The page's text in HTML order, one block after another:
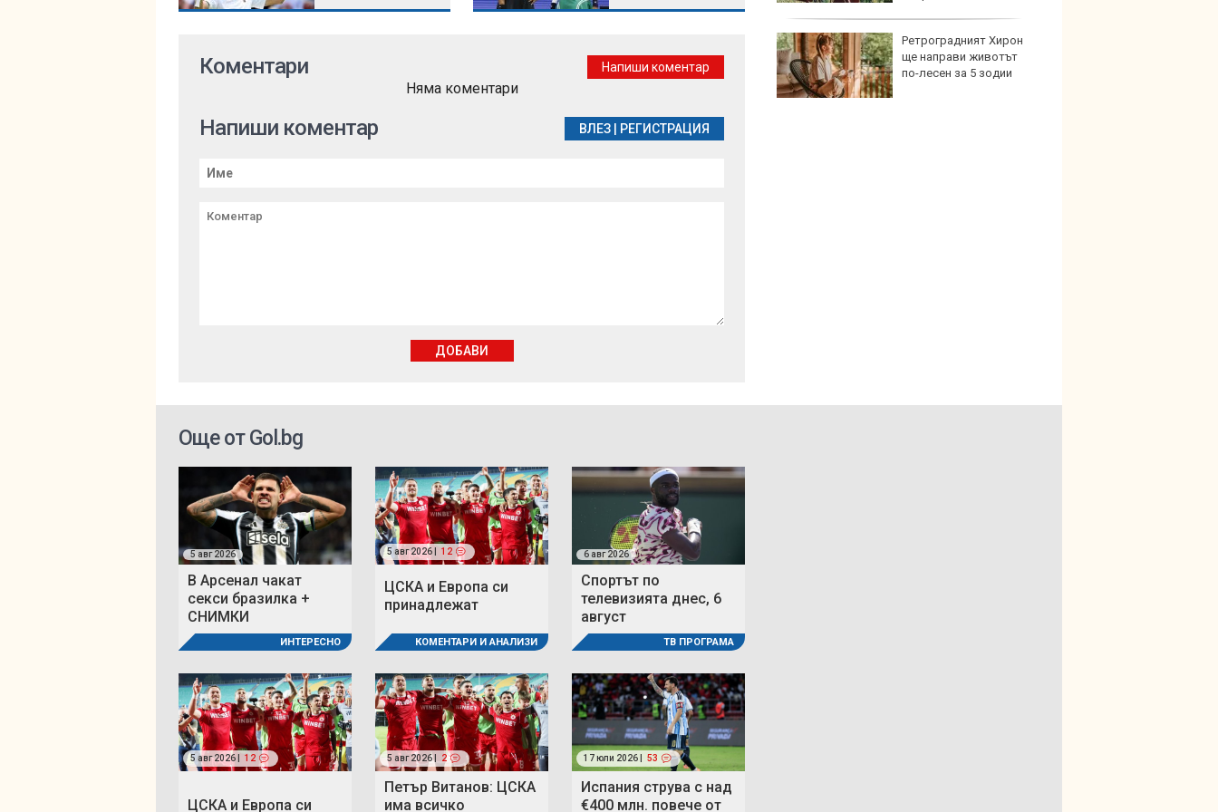
виждала по-мръсно
място от столичния
Ретроградният Хирон
ще направи животът
по-лесен за 5 зодии
Коментари Напиши коментар
Няма коментари
Напиши коментар ВЛЕЗ РЕГИСТРАЦИЯ
ДОБАВИ
Още от Gol.bg
5 авг 2026
В Арсенал чакат
секси бразилка +
СНИМКИ
ИНТЕРЕСНО
5 авг 2026 | 12
ЦСКА и Европа си
принадлежат
КОМЕНТАРИ И АНАЛИЗИ
6 авг 2026
Спортът по
телевизията днес, 6
август
ТВ ПРОГРАМА
5 авг 2026 | 12
ЦСКА и Европа си
5 авг 2026 | 2
Петър Витанов: ЦСКА
има всичко
17 юли 2026 | 53
Испания струва с над
€400 млн. повече от